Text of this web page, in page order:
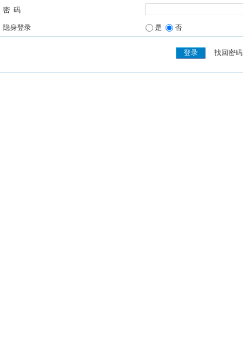
密 码
隐身登录 是 否
找回密码